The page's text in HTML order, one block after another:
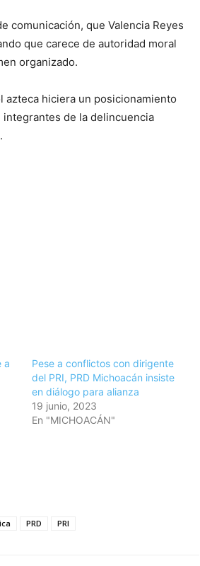
comunicación, que Valencia Reyes
que carece de autoridad moral
organizado.
hiciera un posicionamiento
de la delincuencia
a
Pese a conflictos con dirigente
del PRI, PRD Michoacán insiste
en diálogo para alianza
19 junio, 2023
En "MICHOACÁN"
PRD PRI